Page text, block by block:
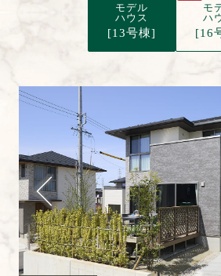
モデル
ハウス
[13号棟]
モ
ハ
[16